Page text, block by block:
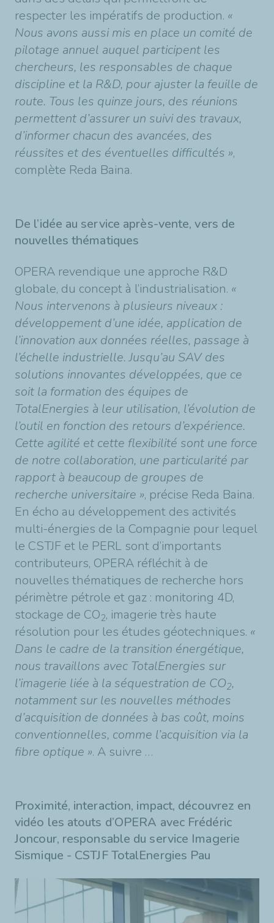
respecter les impératifs de production. «
Nous avons aussi mis en place un comité de
pilotage annuel auquel participent les
chercheurs, les responsables de chaque
discipline et la R&D, pour ajuster la feuille de
route. Tous les quinze jours, des réunions
permettent d’assurer un suivi des travaux,
d’informer chacun des avancées, des
réussites et des éventuelles difficultés »,
complète Reda Baina.
De l’idée au service après-vente, vers de
nouvelles thématiques
OPERA revendique une approche R&D
globale, du concept à l’industrialisation. «
Nous intervenons à plusieurs niveaux :
développement d’une idée, application de
l’innovation aux données réelles, passage à
l’échelle industrielle. Jusqu’au SAV des
solutions innovantes développées, que ce
soit la formation des équipes de
TotalEnergies à leur utilisation, l’évolution de
l’outil en fonction des retours d’expérience.
Cette agilité et cette flexibilité sont une force
de notre collaboration, une particularité par
rapport à beaucoup de groupes de
recherche universitaire », précise Reda Baina.
En écho au développement des activités
multi-énergies de la Compagnie pour lequel
le CSTJF et le PERL sont d’importants
contributeurs, OPERA réfléchit à de
nouvelles thématiques de recherche hors
périmètre pétrole et gaz : monitoring 4D,
stockage de CO2, imagerie très haute
résolution pour les études géotechniques. «
Dans le cadre de la transition énergétique,
nous travaillons avec TotalEnergies sur
l’imagerie liée à la séquestration de CO2,
notamment sur les nouvelles méthodes
d’acquisition de données à bas coût, moins
conventionnelles, comme l’acquisition via la
fibre optique ». A suivre …
Proximité, interaction, impact, découvrez en
vidéo les atouts d’OPERA avec Frédéric
Joncour, responsable du service Imagerie
Sismique - CSTJF TotalEnergies Pau